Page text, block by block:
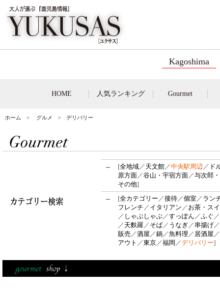
Kagoshima
HOME 人気ランキング Gourmet
ホーム > グルメ > デリバリー
→ [全地域／ 天文館／中央駅周辺 ／ ド
原方面／谷山・宇宿方面／与次郎
その他]
→
[全カテゴリー ／接待／個室／ ラン
フレンチ ／ イタリアン ／ お茶・ス
／ しゃぶしゃぶ／すっぽん ／ふぐ ／
／ 天麩羅／ そば／ うなぎ／ 串揚げ／
販売 ／酒屋 ／鍋／魚料理 ／ 居酒屋 ／
アウト ／東京／福岡 ／デリバリー]